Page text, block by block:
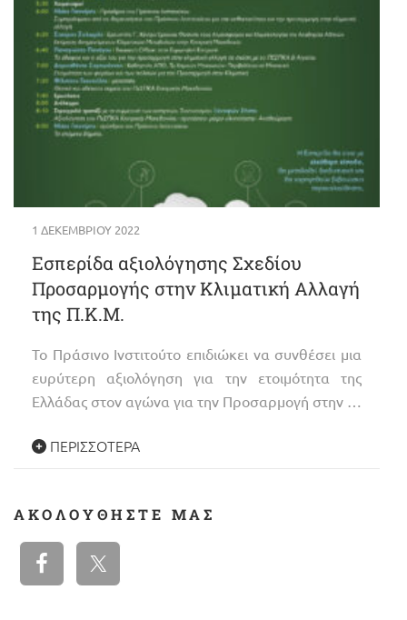
1 ΔΕΚΕΜΒΡΊΟΥ 2022
Εσπερίδα αξιολόγησης Σχεδίου
Προσαρμογής στην Κλιματική Αλλαγή
της Π.Κ.Μ.
Το Πράσινο Ινστιτούτο επιδιώκει να συνθέσει μια
ευρύτερη αξιολόγηση για την ετοιμότητα της
Ελλάδας στον αγώνα για την Προσαρμογή στην …
ΠΕΡΙΣΣΌΤΕΡΑ
ΑΚΟΛΟΥΘΉΣΤΕ ΜΑΣ